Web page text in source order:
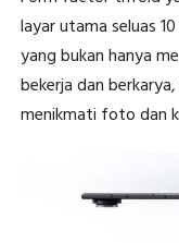
layar utama seluas
yang bukan hanya
bekerja dan
menikmati foto dan